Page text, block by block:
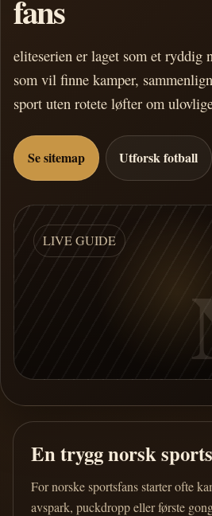
fans
eliteserien er laget som et ryddig
som vil finne kamper,
sport uten rotete løfter om
Se sitemap Utforsk fotball
LIVE GUIDE
En trygg norsk
For norske sportsfans starter ofte
avspark, puckdropp eller første